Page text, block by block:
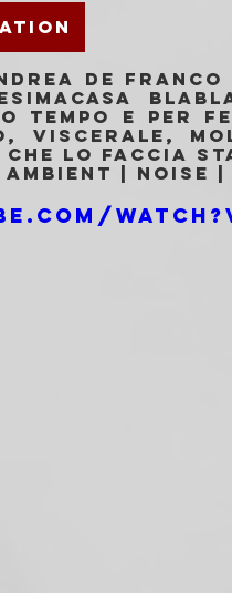
De Franco
tempo e per
viscerale,
lo faccia
| Noise |